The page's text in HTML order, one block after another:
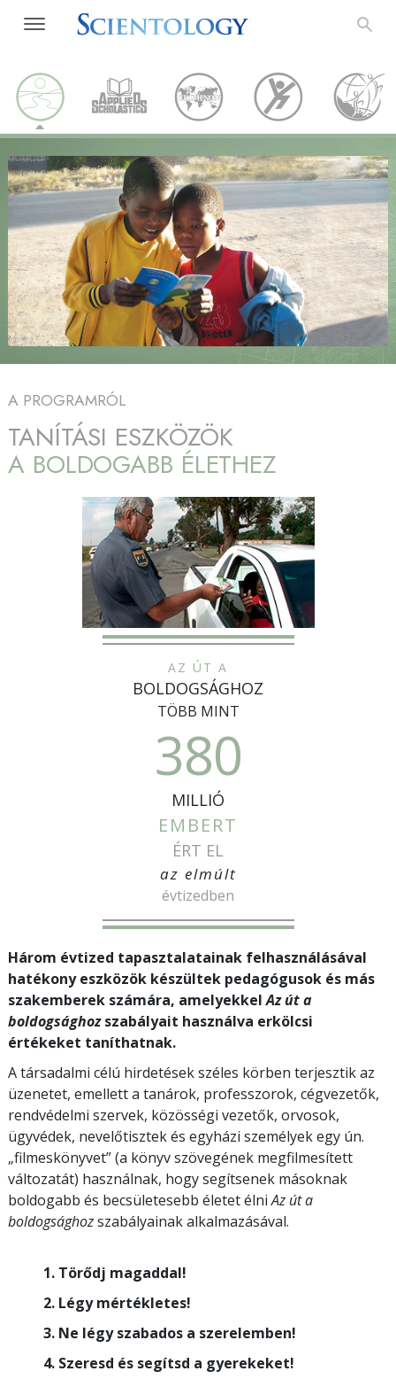
A PROGRAMRÓL
TANÍTÁSI ESZKÖZÖK
A BOLDOGABB ÉLETHEZ
AZ ÚT A
BOLDOGSÁGHOZ
TÖBB MINT
380
MILLIÓ
EMBERT
ÉRT EL
az elmúlt
évtizedben
Három évtized tapasztalatainak felhasználásával
hatékony eszközök készültek pedagógusok és más
szakemberek számára, amelyekkelAz út a
boldogsághozszabályait használva erkölcsi
értékeket taníthatnak.
A társadalmi célú hirdetések széles körben terjesztik az
üzenetet, emellett a tanárok, professzorok, cégvezetők,
rendvédelmi szervek, közösségi vezetők, orvosok,
ügyvédek, nevelőtisztek és egyházi személyek egy ún.
„filmeskönyvet” (a könyv szövegének megfilmesített
változatát) használnak, hogy segítsenek másoknak
boldogabb és becsületesebb életet élniAz út a
boldogsághozszabályainak alkalmazásával.
1. Törődj magaddal!
2. Légy mértékletes!
3. Ne légy szabados a szerelemben!
4. Szeresd és segítsd a gyerekeket!